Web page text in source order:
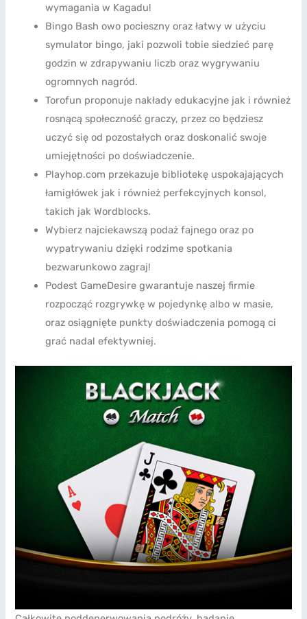
wymagania w Kagadu!
Bingo Bash owo pocieszny oraz łatwy w użyciu
symulator bingo, jaki pozwoli tobie siedzieć parę
godzin w zdrapywaniu liczb oraz wygrywaniu
ogromnych nagród.
Torofun proponuje nakłady edukacyjne jak i również
rosnącą społeczność graczy, przez co będziesz
uczyć się od pozostałych oraz doskonalić swoje
umiejętności po doświadczenie.
Playhop.com przekazuje bibliotekę uspokajających
łamigłówek jak i również perfekcyjnych konsol,
takich jak Wordblocks.
Wybierz najciekawszą podaż fajnego oraz po
wypatrywaniu dzięki rodzime spotkania
bezwarunkowo zagraj!
Podest GameDesire gwarantuje naszej firmie
rozpocząć rozgrywkę w pojedynkę albo w masie,
oraz osiągnięte punkty doświadczenia pomogą ci
grać nadal efektywniej.